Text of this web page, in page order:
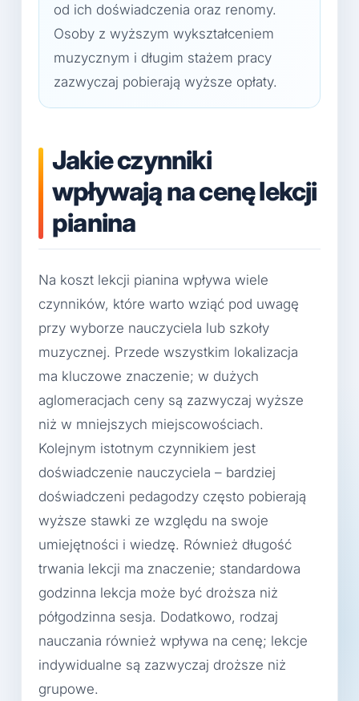
od ich doświadczenia oraz renomy.
Osoby z wyższym wykształceniem
muzycznym i długim stażem pracy
zazwyczaj pobierają wyższe opłaty.
Jakie czynniki
wpływają na cenę lekcji
pianina
Na koszt lekcji pianina wpływa wiele
czynników, które warto wziąć pod uwagę
przy wyborze nauczyciela lub szkoły
muzycznej. Przede wszystkim lokalizacja
ma kluczowe znaczenie; w dużych
aglomeracjach ceny są zazwyczaj wyższe
niż w mniejszych miejscowościach.
Kolejnym istotnym czynnikiem jest
doświadczenie nauczyciela – bardziej
doświadczeni pedagodzy często pobierają
wyższe stawki ze względu na swoje
umiejętności i wiedzę. Również długość
trwania lekcji ma znaczenie; standardowa
godzinna lekcja może być droższa niż
półgodzinna sesja. Dodatkowo, rodzaj
nauczania również wpływa na cenę; lekcje
indywidualne są zazwyczaj droższe niż
grupowe.